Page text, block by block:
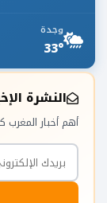
وجدة
33°
النشرة
أهم أخبار المغرب كل